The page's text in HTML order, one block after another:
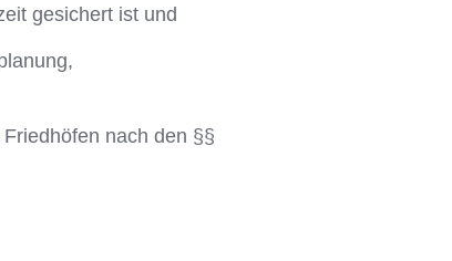
gesichert ist und
nach den §§